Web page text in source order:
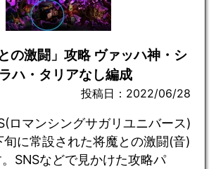
の激闘」攻略 ヴァッハ神・シ
ハ・タリアなし編成
投稿日：2022/06/28
ロマンシングサガリユニバース)
に常設された将魔との激闘(音)
SNSなどで見かけた攻略パ